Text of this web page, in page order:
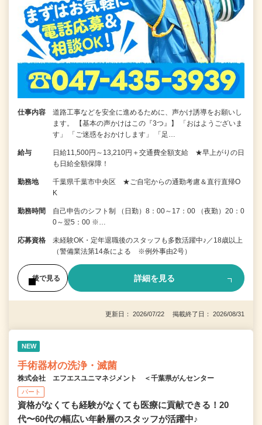
仕事内容
道路工事などを安全に進めるために、声かけ誘導をお願いし
ます。 【基本の声かけはこの『3つ』】 「おはようございま
す」 「ご迷惑をおかけします」 「足…
給与
日給11,500円～13,210円＋交通費全額支給 ★早上がりの日
も日給全額保障！
勤務地
千葉県千葉市中央区 ★ご自宅からの通勤考慮＆直行直帰O
K
勤務時間
自己申告のシフト制 （日勤）8：00～17：00 （夜勤）20：0
0～翌5：00 ※…
応募資格
未経験OK・定年退職後のスタッフも多数活躍中♪／18歳以上
（警備業法第14条による ※例外事由2号）
後で見る 詳細を見る
更新日： 2026/07/22 掲載終了日： 2026/08/31
NEW
手術器材の洗浄・滅菌
株式会社 エフエスユニマネジメント ＜千葉県がんセンター
パート
資格がなくても経験がなくても医療に貢献できる！20
代〜60代の幅広い年齢層のスタッフが活躍中♪